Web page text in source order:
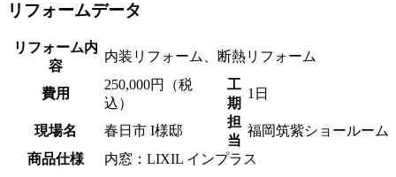
リフォームデータ
リフォーム内
容
内装リフォーム、断熱リフォーム
費用
250,000円（税
込）
工
期
1日
現場名 春日市 I様邸
担
当
福岡筑紫ショールーム
商品仕様
内窓：LIXIL インプラス